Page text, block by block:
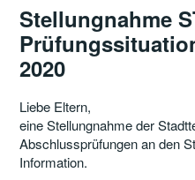
2020
ESA/MSA“
Stellungnahme
2020
Liebe Eltern,
eine Stellungnahme der
Abschlussprüfungen an den
Information.